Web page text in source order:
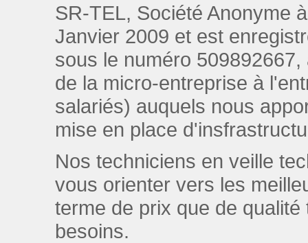
SR-TEL, Société Anonyme
Janvier 2009 et est
sous le numéro
de la micro-entreprise à
salariés) auquels nous
mise en place
Nos techniciens en veille
vous orienter vers les
terme de prix que de
besoins.